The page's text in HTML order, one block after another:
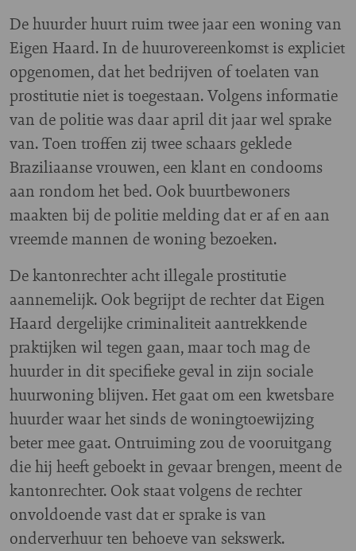
De huurder huurt ruim twee jaar een woning van
Eigen Haard. In de huurovereenkomst is expliciet
opgenomen, dat het bedrijven of toelaten van
prostitutie niet is toegestaan. Volgens informatie
van de politie was daar april dit jaar wel sprake
van. Toen troffen zij twee schaars geklede
Braziliaanse vrouwen, een klant en condooms
aan rondom het bed. Ook buurtbewoners
maakten bij de politie melding dat er af en aan
vreemde mannen de woning bezoeken.
De kantonrechter acht illegale prostitutie
aannemelijk. Ook begrijpt de rechter dat Eigen
Haard dergelijke criminaliteit aantrekkende
praktijken wil tegen gaan, maar toch mag de
huurder in dit specifieke geval in zijn sociale
huurwoning blijven. Het gaat om een kwetsbare
huurder waar het sinds de woningtoewijzing
beter mee gaat. Ontruiming zou de vooruitgang
die hij heeft geboekt in gevaar brengen, meent de
kantonrechter. Ook staat volgens de rechter
onvoldoende vast dat er sprake is van
onderverhuur ten behoeve van sekswerk.